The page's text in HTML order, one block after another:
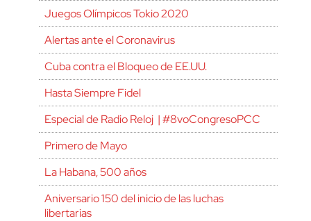
Juegos Olímpicos Tokio 2020
Alertas ante el Coronavirus
Cuba contra el Bloqueo de EE.UU.
Hasta Siempre Fidel
Especial de Radio Reloj | #8voCongresoPCC
Primero de Mayo
La Habana, 500 años
Aniversario 150 del inicio de las luchas
libertarias